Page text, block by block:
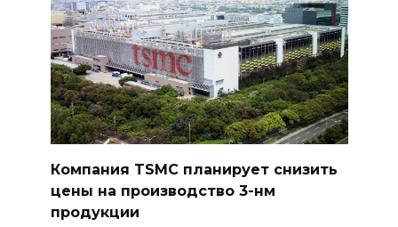
Компания TSMC планирует снизить
цены на производство 3-нм
продукции